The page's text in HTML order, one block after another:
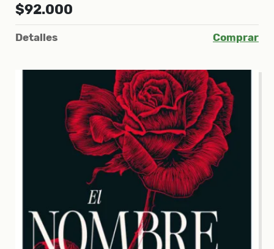
$92.000
Detalles Comprar